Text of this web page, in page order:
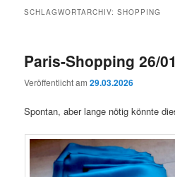
SCHLAGWORTARCHIV:SHOPPING
Paris-Shopping 26/01
Veröffentlicht am29.03.2026
Spontan, aber lange nötig könnte